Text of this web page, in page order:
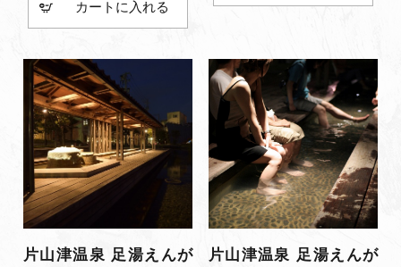
カート
片山津温泉 足湯えんが
片山津温泉 足湯えんが